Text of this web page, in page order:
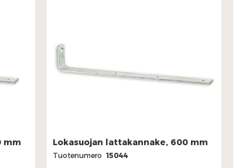
mm Lokasuojan lattakannake, 600 mm
Tuotenumero 15044